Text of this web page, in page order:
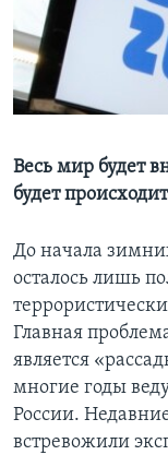
Learning English
СОЦИАЛЬНЫЕ СЕТИ
Языки
Весь мир будет
будет
До начала
осталось лишь
Главная
является
многие годы
России.
встревожили